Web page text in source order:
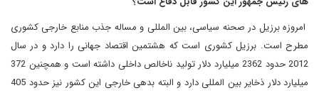
امروزه برزیل در صحنه سیاسی، بین المللی و مساله جذب منابع خارجی کشوری
مطرح است. برزیل کشوری است که هشتمین اقتصاد جهانی را دارد و در سال
2012 حدود 2362 میلیارد دلار تولید ناخالص داخلی داشته است و همچنین 372
میلیارد دلار ذخایر بین المللی دارد و البته بدهی خارجی این کشور نیز حدود 405